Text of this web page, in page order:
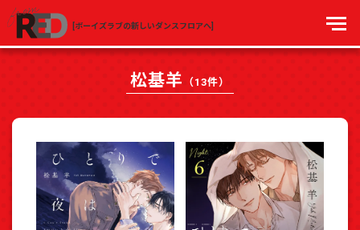
[ボーイズラブの新しいダンスフロアへ]
松基羊 （13件）